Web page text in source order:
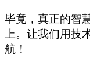
毕竟，真正的智
上。让我们用技
航！